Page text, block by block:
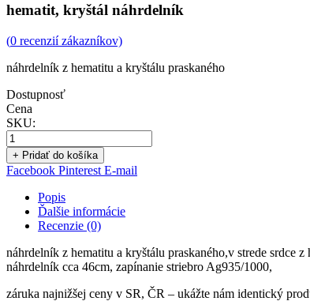
hematit, kryštál náhrdelník
(0 recenzií zákazníkov)
náhrdelník z hematitu a kryštálu praskaného
Dostupnosť
Cena
SKU:
+ Pridať do košíka
Facebook Pinterest E-mail
Popis
Ďalšie informácie
Recenzie (0)
náhrdelník z hematitu a kryštálu praskaného,v strede srdce z
náhrdelník cca 46cm, zapínanie striebro Ag935/1000,
záruka najnižšej ceny v SR, ČR – ukážte nám identický